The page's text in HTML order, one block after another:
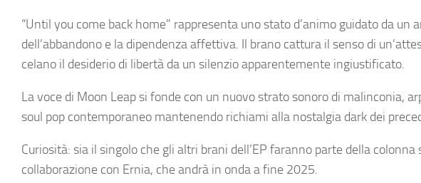
“Until you come back home” rappresenta uno stato d’animo guidato da
dell’abbandono e la dipendenza affettiva. Il brano cattura il senso di
celano il desiderio di libertà da un silenzio apparentemente ingiustificato.
La voce di Moon Leap si fonde con un nuovo strato sonoro di malinconia,
soul pop contemporaneo mantenendo richiami alla nostalgia dark dei
Curiosità: sia il singolo che gli altri brani dell’EP faranno parte della colonna
collaborazione con Ernia, che andrà in onda a fine 2025.